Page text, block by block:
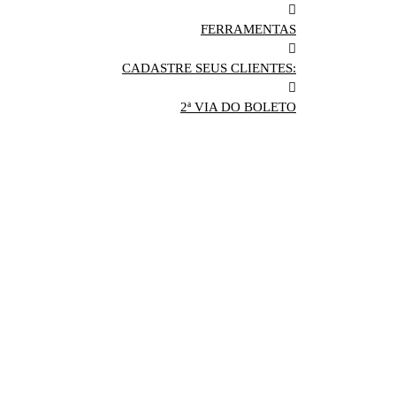
FERRAMENTAS
CADASTRE SEUS CLIENTES:
2ª VIA DO BOLETO